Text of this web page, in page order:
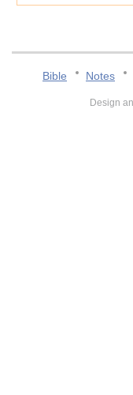
Bible Notes
Design